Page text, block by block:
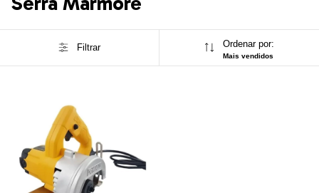
Filtrar Ordenar por:
Mais vendidos